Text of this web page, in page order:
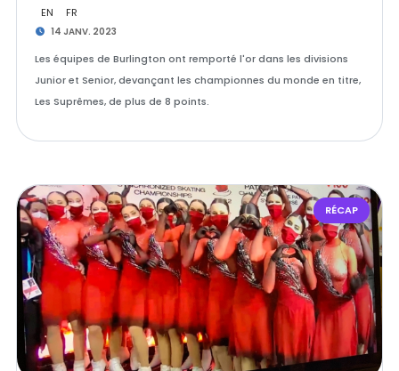
EN FR
14 JANV. 2023
Les équipes de Burlington ont remporté l'or dans les divisions
Junior et Senior, devançant les championnes du monde en titre,
Les Suprêmes, de plus de 8 points.
RÉCAP